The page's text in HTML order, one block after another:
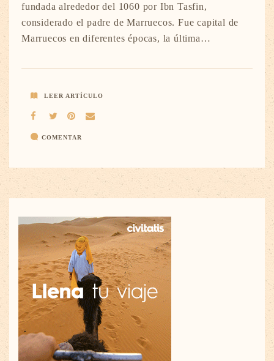
fundada alrededor del 1060 por Ibn Tasfin,
considerado el padre de Marruecos. Fue capital de
Marruecos en diferentes épocas, la última…
LEER ARTÍCULO
COMENTAR